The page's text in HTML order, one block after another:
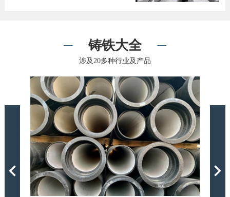
铸铁大全
涉及20多种行业及产品
Previous